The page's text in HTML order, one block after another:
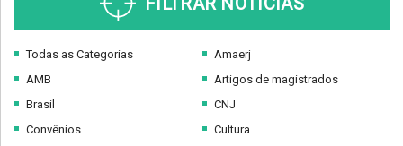
Todas as Categorias
AMB
Brasil
Convênios
Amaerj
Artigos de magistrados
CNJ
Cultura